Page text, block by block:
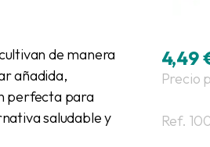
de manera
añadida,
perfecta para
saludable y
4,49
Precio
Ref.